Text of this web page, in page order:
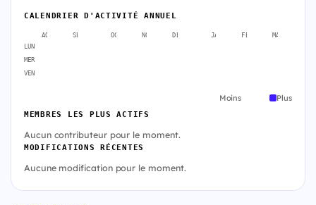
CALENDRIER D'ACTIVITÉ ANNUEL
AOÛT SEPT. OCT. NOV. DÉC. JANV. FÉVR. MARS
LUN
MER
VEN
Moins Plus
MEMBRES LES PLUS ACTIFS
Aucun contributeur pour le moment.
MODIFICATIONS RÉCENTES
Aucune modification pour le moment.